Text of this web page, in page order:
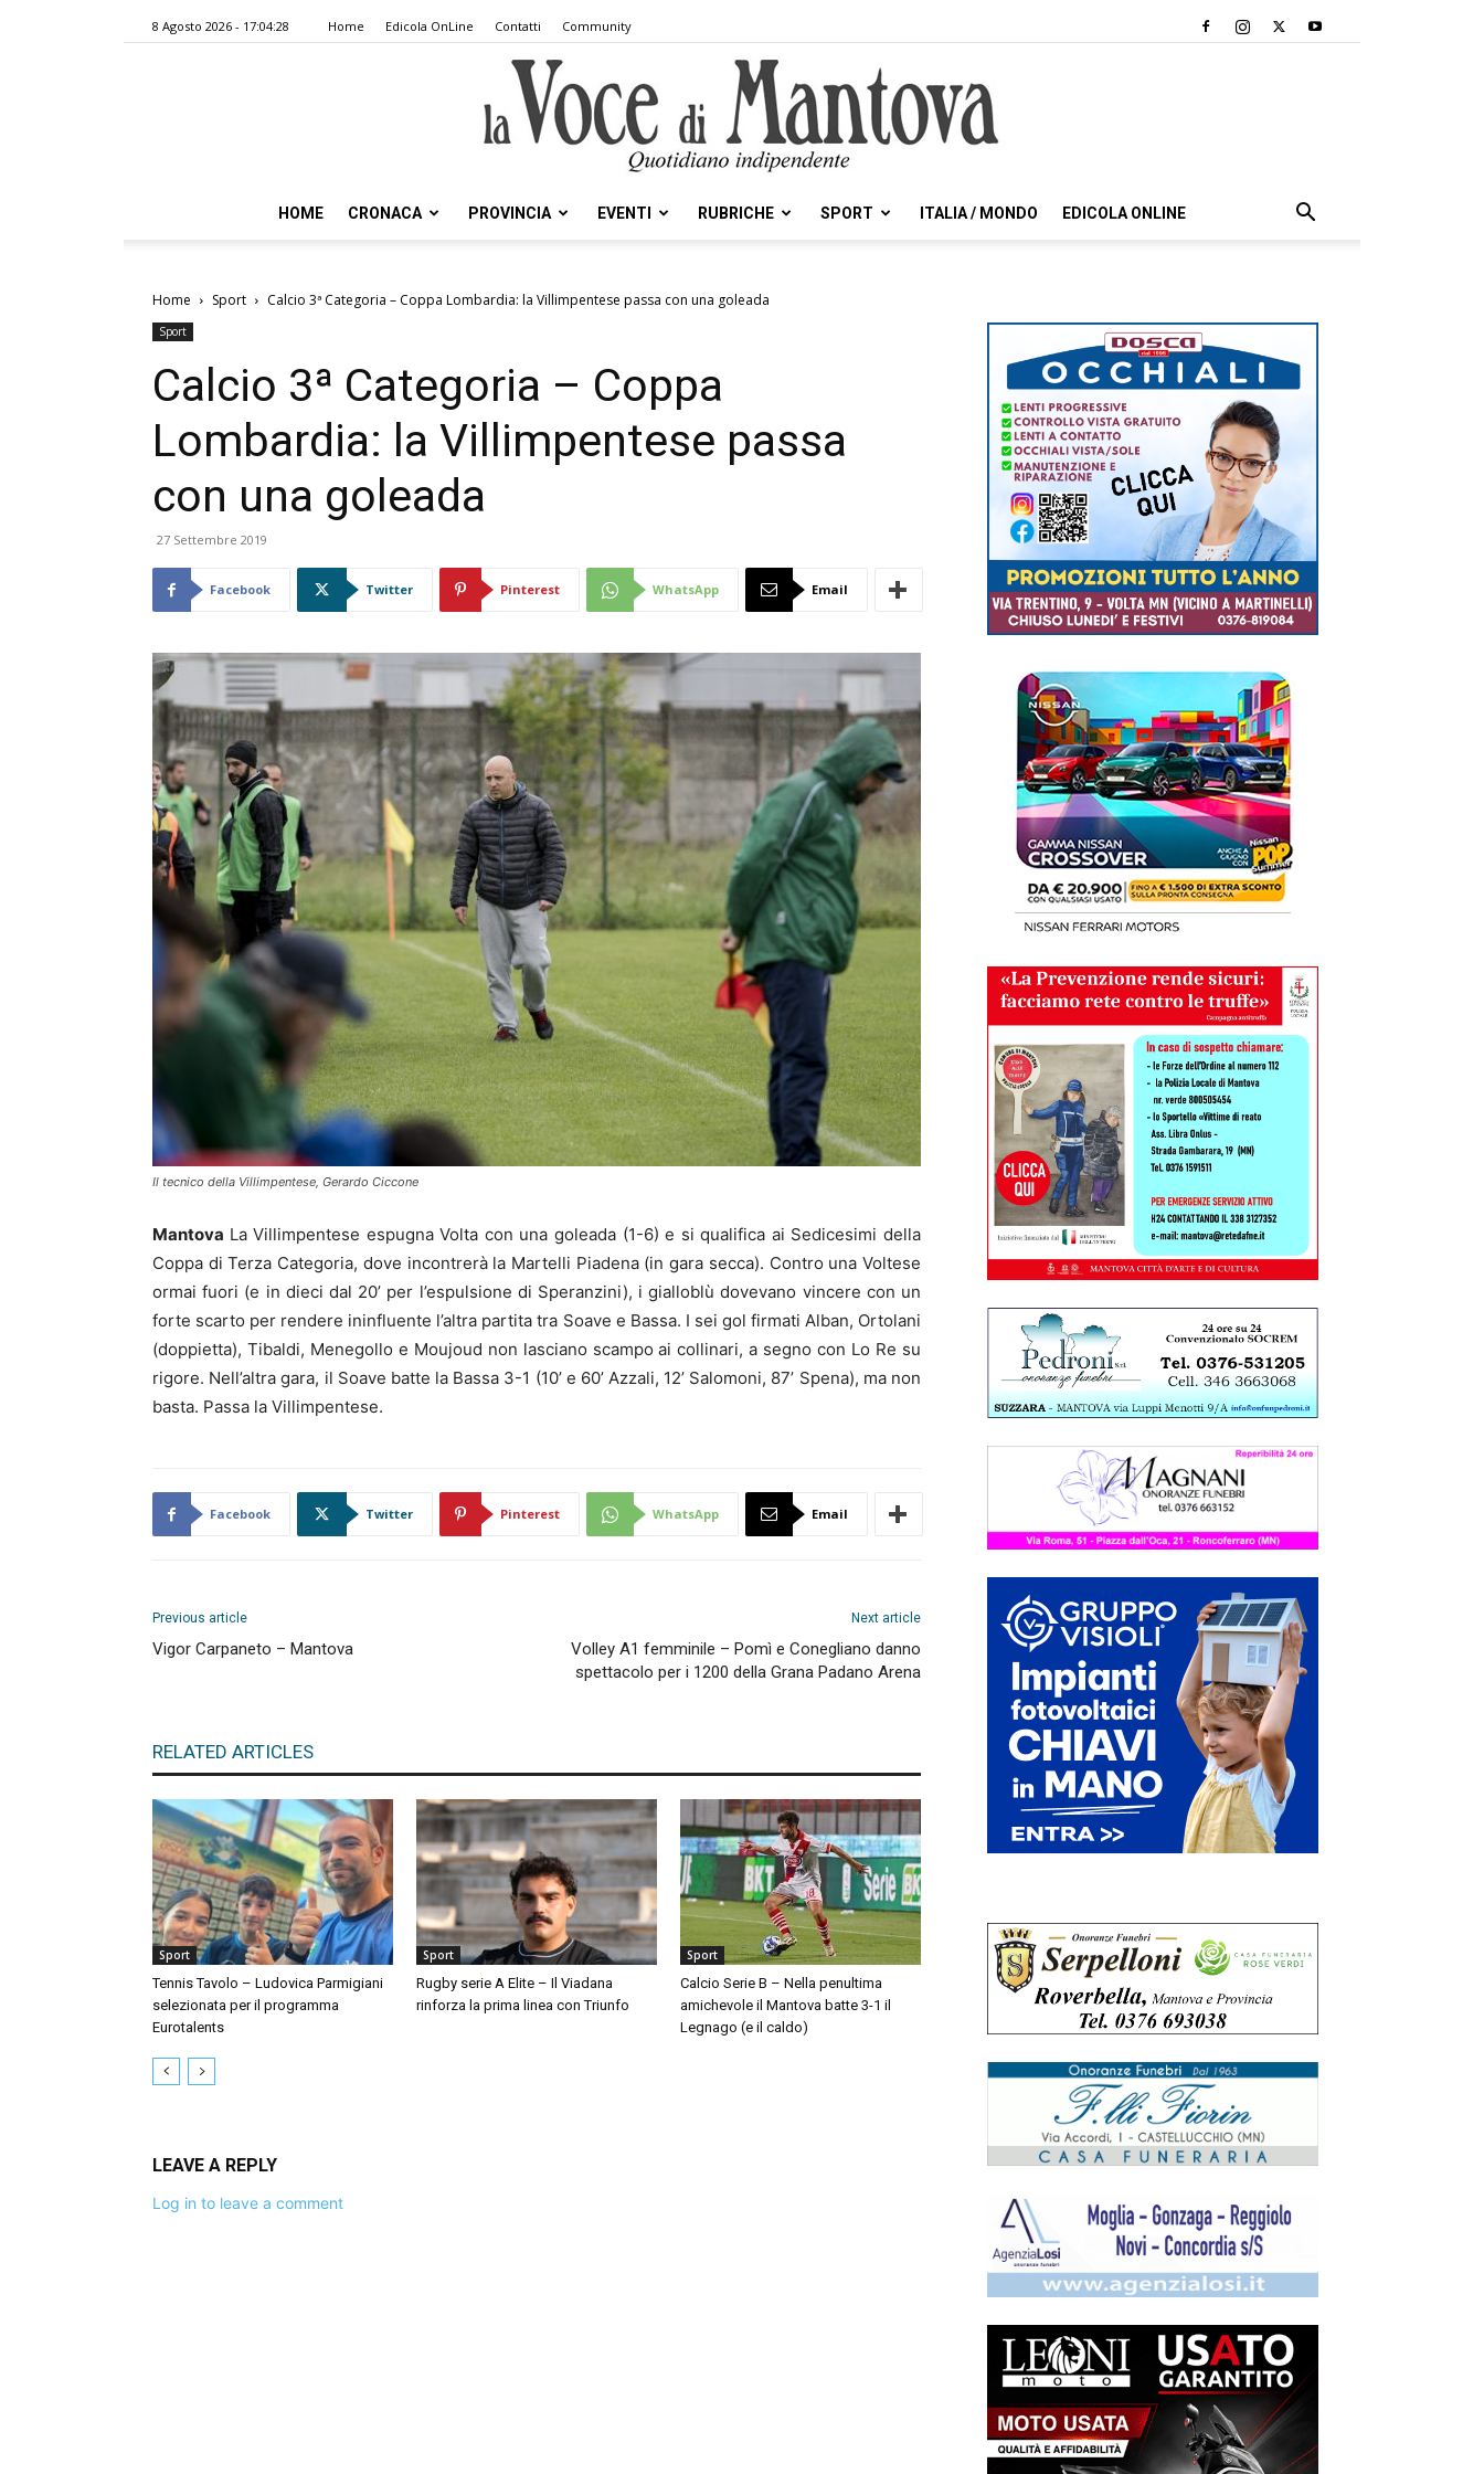
8 Agosto 2026 - 17:04:28 Home Edicola OnLine Contatti Community
HOME CRONACA PROVINCIA EVENTI RUBRICHE SPORT ITALIA / MONDO EDICOLA ONLINE
Home Sport Calcio 3ª Categoria – Coppa Lombardia: la Villimpentese passa con una goleada
Sport
Calcio 3ª Categoria – Coppa
Lombardia: la Villimpentese passa
con una goleada
27 Settembre 2019
Facebook Twitter Pinterest WhatsApp Email
Il tecnico della Villimpentese, Gerardo Ciccone
Mantova La Villimpentese espugna Volta con una goleada (1-6) e si qualifica ai Sedicesimi della
Coppa di Terza Categoria, dove incontrerà la Martelli Piadena (in gara secca). Contro una Voltese
ormai fuori (e in dieci dal 20’ per l’espulsione di Speranzini), i gialloblù dovevano vincere con un
forte scarto per rendere ininfluente l’altra partita tra Soave e Bassa. I sei gol firmati Alban, Ortolani
(doppietta), Tibaldi, Menegollo e Moujoud non lasciano scampo ai collinari, a segno con Lo Re su
rigore. Nell’altra gara, il Soave batte la Bassa 3-1 (10’ e 60’ Azzali, 12’ Salomoni, 87’ Spena), ma non
basta. Passa la Villimpentese.
Facebook Twitter Pinterest WhatsApp Email
Previous article
Vigor Carpaneto – Mantova
Next article
Volley A1 femminile – Pomì e Conegliano danno
spettacolo per i 1200 della Grana Padano Arena
RELATED ARTICLES
Sport
Tennis Tavolo – Ludovica Parmigiani
selezionata per il programma
Eurotalents
Sport
Rugby serie A Elite – Il Viadana
rinforza la prima linea con Triunfo
Sport
Calcio Serie B – Nella penultima
amichevole il Mantova batte 3-1 il
Legnago (e il caldo)
LEAVE A REPLY
Log in to leave a comment